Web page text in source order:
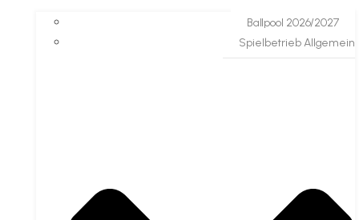
Ballpool 2026/2027
Spielbetrieb Allgemein